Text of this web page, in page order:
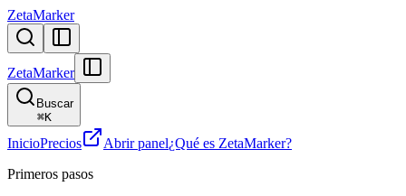
ZetaMarker
ZetaMarker
Buscar
⌘K
InicioPrecios Abrir panel¿Qué es ZetaMarker?
Primeros pasos